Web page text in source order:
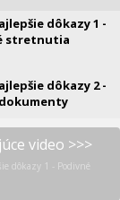
dôkazy 1 -
stretnutia
dôkazy 2 -
dôkazy 3 -
video >>>
dôkazy 1 - Podivné